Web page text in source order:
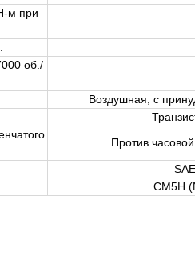
м при
об./
Воздушная, с
Против
CM5H